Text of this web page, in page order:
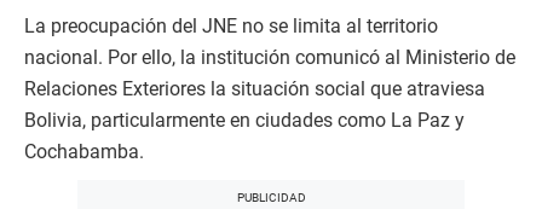
La preocupación del JNE no se limita al territorio
nacional. Por ello, la institución comunicó al Ministerio de
Relaciones Exteriores la situación social que atraviesa
Bolivia, particularmente en ciudades como La Paz y
Cochabamba.